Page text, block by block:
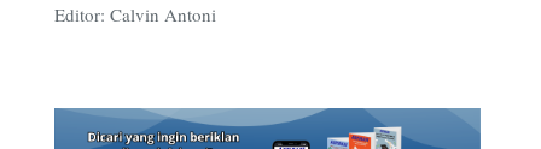
Editor: Calvin Antoni